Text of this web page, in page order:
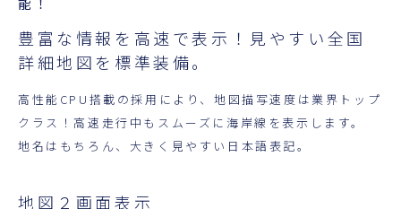
豊富な情報を高速で表示！見やすい全国
詳細地図を標準装備。
高性能CPU搭載の採用により、地図描写速度は業界トップ
クラス！高速走行中もスムーズに海岸線を表示します。
地名はもちろん、大きく見やすい日本語表記。
地図２画面表示